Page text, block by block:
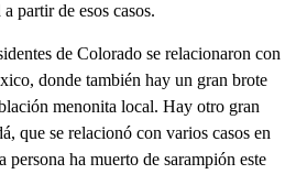
partir de esos casos.
de Colorado se relacionaron con
donde también hay un gran brote
menonita local. Hay otro gran
que se relacionó con varios casos en
ha muerto de sarampión este